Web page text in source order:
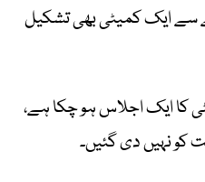
سے ایک کمیٹی بھی تشکیل
کا ایک اجلاس ہو چکا ہے،
کو نہیں دی گئیں۔